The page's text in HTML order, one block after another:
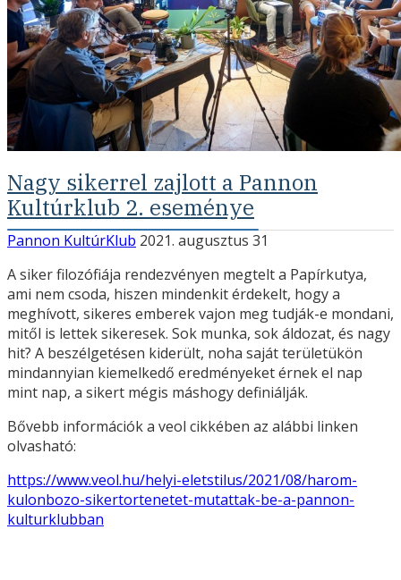
Nagy sikerrel zajlott a Pannon
Kultúrklub 2. eseménye
Pannon KultúrKlub 2021. augusztus 31
A siker filozófiája rendezvényen megtelt a Papírkutya,
ami nem csoda, hiszen mindenkit érdekelt, hogy a
meghívott, sikeres emberek vajon meg tudják-e mondani,
mitől is lettek sikeresek. Sok munka, sok áldozat, és nagy
hit? A beszélgetésen kiderült, noha saját területükön
mindannyian kiemelkedő eredményeket érnek el nap
mint nap, a sikert mégis máshogy definiálják.
Bővebb információk a veol cikkében az alábbi linken
olvasható:
https://www.veol.hu/helyi-eletstilus/2021/08/harom-
kulonbozo-sikertortenetet-mutattak-be-a-pannon-
kulturklubban